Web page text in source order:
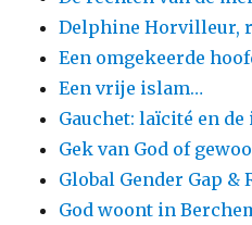
Delphine Horvilleur,
Een omgekeerde
Een vrije islam…
Gauchet: laïcité en de
Gek van God of
Global Gender Gap &
God woont in